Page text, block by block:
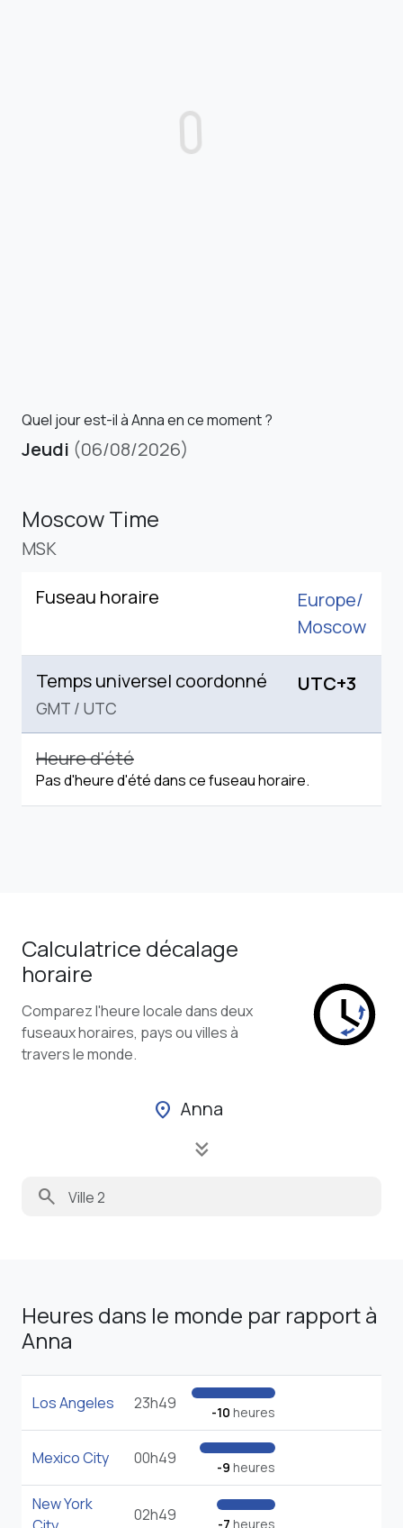
Quel jour est-il à Anna en ce moment ?
Jeudi (06/08/2026)
Moscow Time
MSK
Fuseau horaire
Europe/
Moscow
Temps universel coordonné
GMT / UTC
UTC+3
Heure d'été
Pas d'heure d'été dans ce fuseau horaire.
Calculatrice décalage
horaire
Comparez l'heure locale dans deux
fuseaux horaires, pays ou villes à
travers le monde.
location_on Anna
keyboard_double_arrow_down
search
Heures dans le monde par rapport à
Anna
Los Angeles 23h49 -10 heures
Mexico City 00h49 -9 heures
New York
02h49 -7 heures